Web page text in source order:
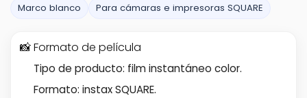
Marco blanco
Para cámaras e impresoras SQUARE
📸 Formato de película
Tipo de producto: film instantáneo color.
Formato: instax SQUARE.